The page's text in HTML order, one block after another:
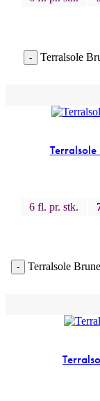
- Terralsole
6 fl. pr. stk.
- Terralsole